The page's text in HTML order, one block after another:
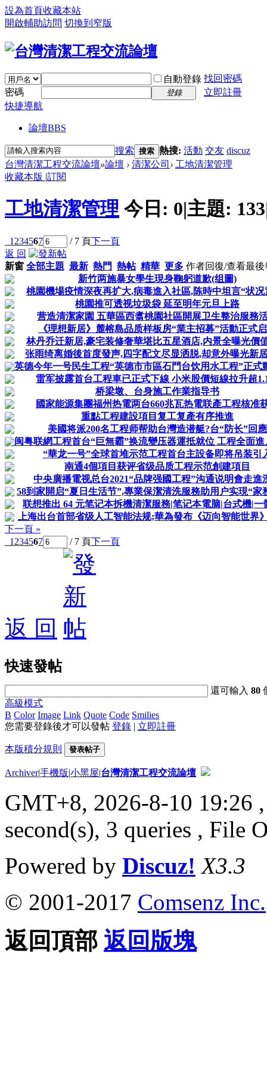
設為首頁收藏本站
開啟輔助訪問 切換到窄版
自動登錄 找回密碼
密碼
登錄
立即註冊
快捷導航
論壇BBS
搜索 搜索 熱搜: 活動 交友 discuz
台灣清潔工程交流論壇»論壇 › 清潔公司 › 工地清潔管理
收藏本版 |訂閱
工地清潔管理 今日: 0|主題: 133
1 234567 / 7 頁下一頁
返 回
新窗 全部主題 最新 熱門 熱帖 精華 更多 作者回復/查看最後
新竹两施暴女學生現身鞠躬道歉(组圖)
桃園機場疫情深夜再扩大,病毒進入社區,陈時中坦言“状况
桃園推可透视垃圾袋 延至明年元旦上路
营造清潔家園 五華區西翥桃園社區開展卫生整治服務
《理想新居》麓榕島品质样板房“業主招募”活動正式
林丹乔迁新居,豪宅装修奢華堪比五星酒店,内景全曝光價
张雨绮离婚後首度發声,四字配文尽显洒脱,却意外曝光新
英德今年一号民生工程“英德市市區石門台饮用水工程”正式
雷军披露首台工程車已正式下線 小米股價短線拉升超
桥梁墩、台身施工作業指导书
國家能源集團福州热電两台660兆瓦热電联產工程核准
重點工程建設項目复工复產有序推進
美國将派200名工程师帮助台灣造潜艇?台“防长”回應
闽粤联網工程首台“巨無霸”换流變压器運抵就位 工程全面進
“華龙一号”全球首堆示范工程首台主設备即将吊装引
南通4個項目获评省级品质工程示范創建項目
中央廣播電视总台2021“品牌强國工程”沟通说明會走進
58到家開启“夏日生活节”,專業保潔清洗服務助用户实現“家
联想推出 64 元笔记本拆機清潔服務|笔记本電脑|台式機|一
上海出台首部省级人工智能法规;華為發布《迈向智能世界
下一頁 »
1 234567 / 7 頁下一頁
返 回
快速發帖
還可輸入80
高級模式
B Color Image Link Quote Code Smilies
您需要登錄後才可以發帖 登錄 | 立即註冊
本版積分規則 發表帖子
Archiver|手機版|小黑屋|台灣清潔工程交流論壇
GMT+8, 2026-8-10 19:26
second(s), 3 queries , File
Powered by Discuz! X3.3
© 2001-2017 Comsenz Inc.
返回頂部 返回版塊